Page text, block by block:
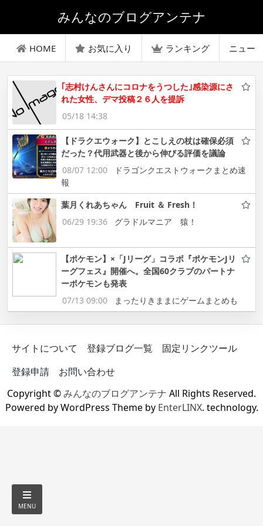
みんなのブログアンテナ
HOME お気に入り ランキング ニュー
｢志村けんさんにコロナをうつした｣感染源にさ
れた女性、デマ投稿２６人を提訴
05/18 14:38
【ドラクエウォーク】とこしえの杖は確保必須
だった？代用武器と後から伸びる評価を議論
08/07 12:00
ドラゴンクエストウォークまとめ速
報
葉月くれあちゃん Fruit ＆ Fresh！
06/29 19:36
グラドルマニア 猿！
【ポケモン】×「Jリーグ」コラボ『ポケモンJリ
ーグフェス』開催へ。全国60クラブのパートナ
ーポケモンも発表
07/13 09:00
まったりきままにゲームまとめも
サイトについて 登録ブログ一覧
固定リンクツール
登録申請
お問い合わせ
Copyright ©みんなのブログアンテナ All Rights Reserved.
Powered by WordPress Theme by EnterLINX. technology.
MENU